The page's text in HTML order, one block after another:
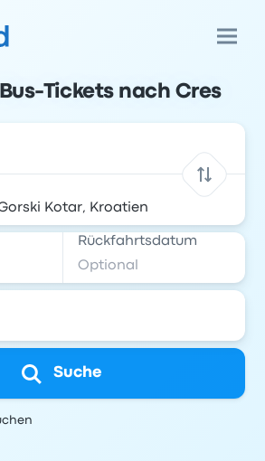
Tickets nach Cres
Rückfahrtsdatum
Suche